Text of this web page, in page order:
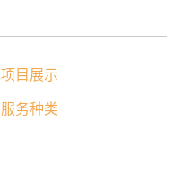
项目展示
服务种类